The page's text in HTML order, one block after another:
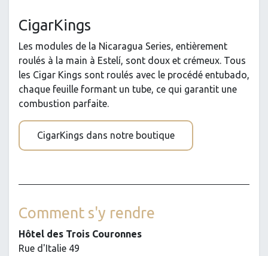
CigarKings
Les modules de la Nicaragua Series, entièrement
roulés à la main à Estelí, sont doux et crémeux. Tous
les Cigar Kings sont roulés avec le procédé entubado,
chaque feuille formant un tube, ce qui garantit une
combustion parfaite.
CigarKings dans notre boutique
Comment s'y rendre
Hôtel des Trois Couronnes
Rue d'Italie 49